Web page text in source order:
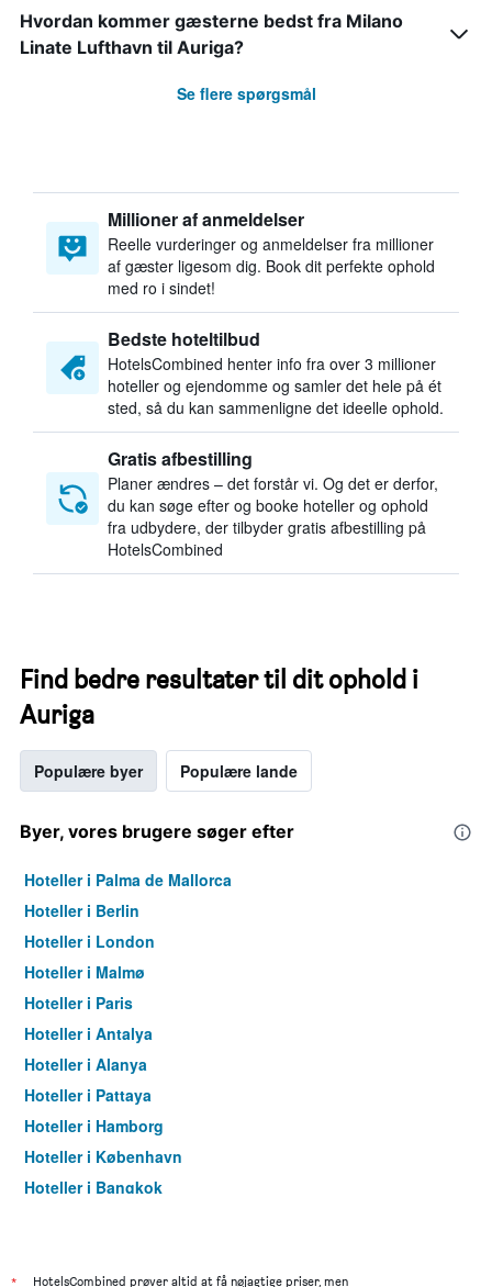
Hvordan kommer gæsterne bedst fra Milano
Linate Lufthavn til Auriga?
Se flere spørgsmål
Millioner af anmeldelser
Reelle vurderinger og anmeldelser fra millioner
af gæster ligesom dig. Book dit perfekte ophold
med ro i sindet!
Bedste hoteltilbud
HotelsCombined henter info fra over 3 millioner
hoteller og ejendomme og samler det hele på ét
sted, så du kan sammenligne det ideelle ophold.
Gratis afbestilling
Planer ændres – det forstår vi. Og det er derfor,
du kan søge efter og booke hoteller og ophold
fra udbydere, der tilbyder gratis afbestilling på
HotelsCombined
Find bedre resultater til dit ophold i
Auriga
Populære byer Populære lande
Byer, vores brugere søger efter
Hoteller i Palma de Mallorca
Hoteller i Berlin
Hoteller i London
Hoteller i Malmø
Hoteller i Paris
Hoteller i Antalya
Hoteller i Alanya
Hoteller i Pattaya
Hoteller i Hamborg
Hoteller i København
Hoteller i Bangkok
HotelsCombined prøver altid at få nøjagtige priser, men